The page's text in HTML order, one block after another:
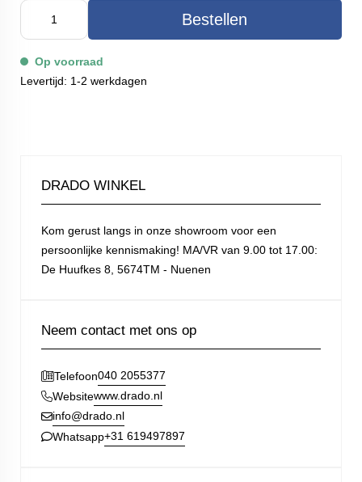
Bestellen
Op voorraad
Levertijd: 1-2 werkdagen
DRADO WINKEL
Kom gerust langs in onze showroom voor een
persoonlijke kennismaking! MA/VR van 9.00 tot 17.00:
De Huufkes 8, 5674TM - Nuenen
Neem contact met ons op
Telefoon040 2055377
Websitewww.drado.nl
info@drado.nl
Whatsapp+31 619497897